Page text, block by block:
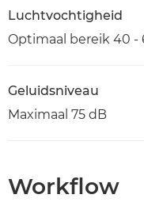
Luchtvochtigheid
Optimaal bereik 40 -
Geluidsniveau
Maximaal 75 dB
Workflow